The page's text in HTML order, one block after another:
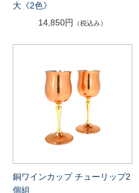
大《2色》
14,850円
（税込み）
銅ワインカップ チューリップ2
個組